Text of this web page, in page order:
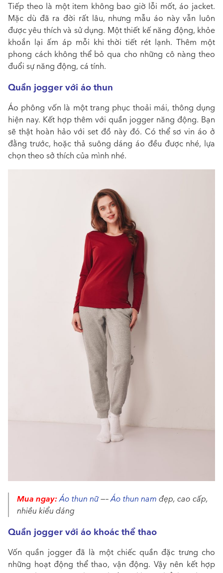
Tiếp theo là một item không bao giờ lỗi mốt, áo jacket.
Mặc dù đã ra đời rất lâu, nhưng mẫu áo này vẫn luôn
được yêu thích và sử dụng. Một thiết kế năng động, khỏe
khoắn lại ấm áp mỗi khi thời tiết rét lạnh. Thêm một
phong cách không thể bỏ qua cho những cô nàng theo
đuổi sự năng động, cá tính.
Quần jogger với áo thun
Áo phông vốn là một trang phục thoải mái, thông dụng
hiện nay. Kết hợp thêm với quần jogger năng động. Bạn
sẽ thật hoàn hảo với set đồ này đó. Có thể sơ vin áo ở
đằng trước, hoặc thả suông dáng áo đều được nhé, lựa
chọn theo sở thích của mình nhé.
Mua ngay:Áo thun nữ—–Áo thun nam đẹp, cao cấp,
nhiều kiểu dáng
Quần jogger với áo khoác thể thao
Vốn quần jogger đã là một chiếc quần đặc trưng cho
những hoạt động thể thao, vận động. Vậy nên kết hợp